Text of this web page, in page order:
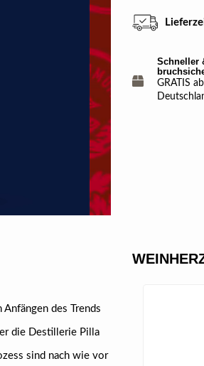
Schneller
GRATIS
des Trends
die Destillerie Pilla
sind nach wie vor